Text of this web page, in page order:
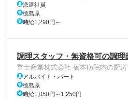
派遣社員
徳島県
時給1,290円～
調理スタッフ・無資格可の調理
富士産業株式会社 橋本病院内の厨房
アルバイト・パート
徳島県
時給1,050円～1,250円